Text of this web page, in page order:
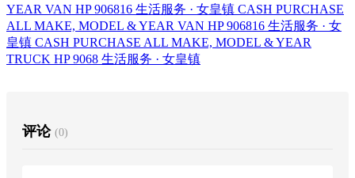
YEAR VAN HP 906816 生活服务 · 女皇镇 CASH PURCHASE
ALL MAKE, MODEL & YEAR VAN HP 906816 生活服务 · 女
皇镇 CASH PURCHASE ALL MAKE, MODEL & YEAR
TRUCK HP 9068 生活服务 · 女皇镇
评论 (0)